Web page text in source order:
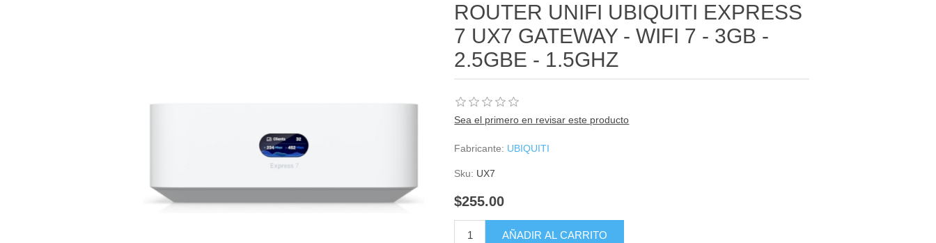
ROUTER UNIFI UBIQUITI EXPRESS
7 UX7 GATEWAY - WIFI 7 - 3GB -
2.5GBE - 1.5GHZ
Sea el primero en revisar este producto
Fabricante: UBIQUITI
Sku: UX7
$255.00
AÑADIR AL CARRITO